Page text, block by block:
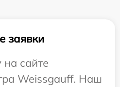
заявки
на сайте
Weissgauff. Наш